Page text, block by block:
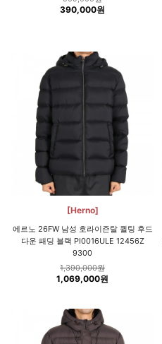
390,000원
[Herno]
에르노 26FW 남성 호라이즌탈 퀼팅 후드
다운 패딩 블랙 PI0016ULE 12456Z
9300
1,390,000원
1,069,000원